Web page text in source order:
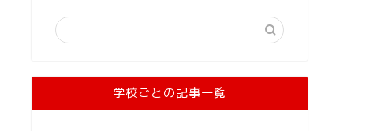
学校ごとの記事一覧